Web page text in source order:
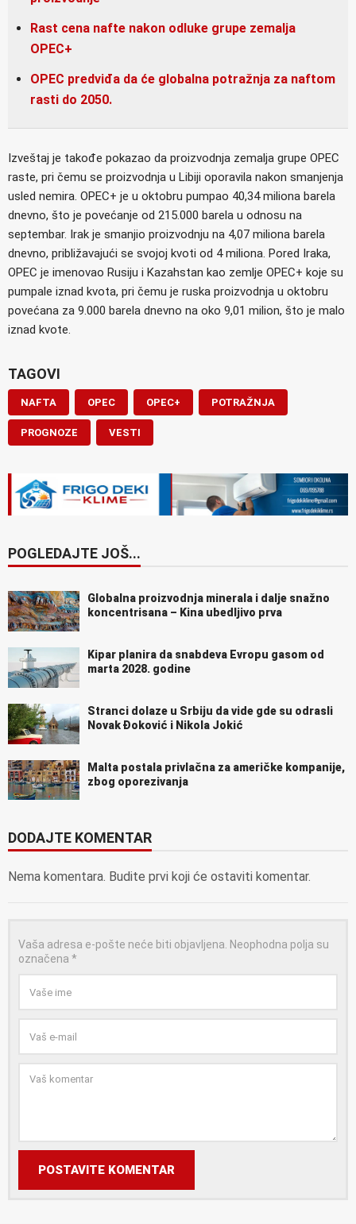
Rast cena nafte nakon odluke grupe zemalja
OPEC+
OPEC predviđa da će globalna potražnja za naftom
rasti do 2050.
Izveštaj je takođe pokazao da proizvodnja zemalja grupe OPEC
raste, pri čemu se proizvodnja u Libiji oporavila nakon smanjenja
usled nemira. OPEC+ je u oktobru pumpao 40,34 miliona barela
dnevno, što je povećanje od 215.000 barela u odnosu na
septembar. Irak je smanjio proizvodnju na 4,07 miliona barela
dnevno, približavajući se svojoj kvoti od 4 miliona. Pored Iraka,
OPEC je imenovao Rusiju i Kazahstan kao zemlje OPEC+ koje su
pumpale iznad kvota, pri čemu je ruska proizvodnja u oktobru
povećana za 9.000 barela dnevno na oko 9,01 milion, što je malo
iznad kvote.
TAGOVI
NAFTA OPEC OPEC+ POTRAŽNJA
PROGNOZE VESTI
POGLEDAJTE JOŠ...
Globalna proizvodnja minerala i dalje snažno
koncentrisana – Kina ubedljivo prva
Kipar planira da snabdeva Evropu gasom od
marta 2028. godine
Stranci dolaze u Srbiju da vide gde su odrasli
Novak Đoković i Nikola Jokić
Malta postala privlačna za američke kompanije,
zbog oporezivanja
DODAJTE KOMENTAR
Nema komentara. Budite prvi koji će ostaviti komentar.
Vaša adresa e-pošte neće biti objavljena. Neophodna polja su
označena *
POSTAVITE KOMENTAR